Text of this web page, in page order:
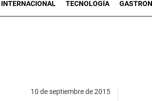
INTERNACIONAL TECNOLOGÍA
10 de septiembre de 2015